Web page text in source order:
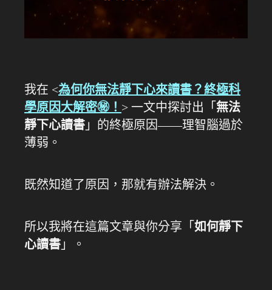
我在 <為何你無法靜下心來讀書？終極科
學原因大解密㊙️！ > 一文中探討出「 無法
靜下心讀書 」的終極原因——理智腦過於
薄弱。
既然知道了原因，那就有辦法解決。
所以我將在這篇文章與你分享「 如何靜下
心讀書 」。